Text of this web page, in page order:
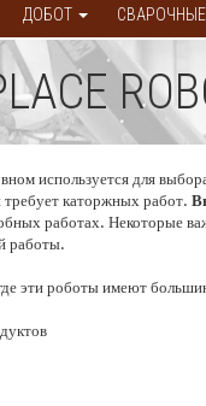
ДОБОТ
используется для
каторжных работ.
работах. Некоторые
работы.
эти роботы имеют